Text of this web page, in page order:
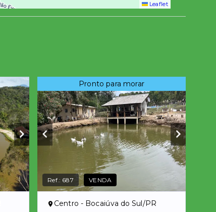
Leaflet
Pronto para morar
Ref.: 687 VENDA
Centro - Bocaiúva do Sul/PR